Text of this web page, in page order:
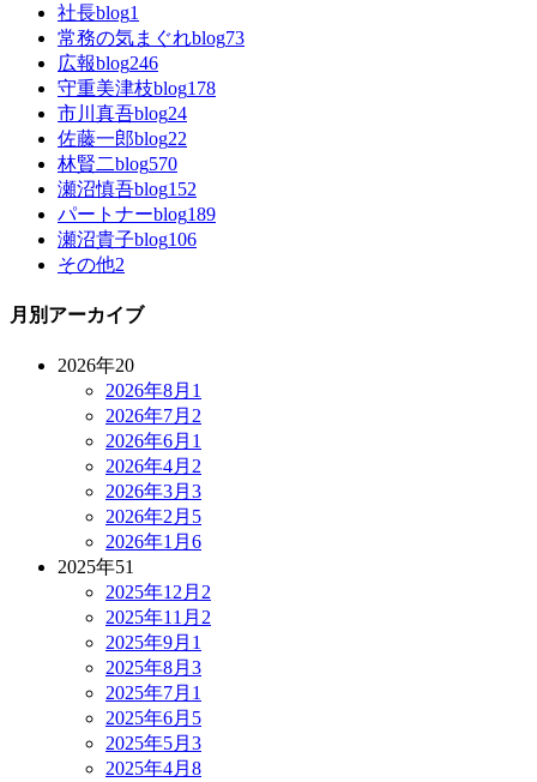
社長blog1
常務の気まぐれblog73
広報blog246
守重美津枝blog178
市川真吾blog24
佐藤一郎blog22
林賢二blog570
瀬沼慎吾blog152
パートナーblog189
瀬沼貴子blog106
その他2
月別アーカイブ
2026年20
2026年8月 1
2026年7月 2
2026年6月 1
2026年4月 2
2026年3月 3
2026年2月 5
2026年1月 6
2025年51
2025年12月 2
2025年11月 2
2025年9月 1
2025年8月 3
2025年7月 1
2025年6月 5
2025年5月 3
2025年4月 8